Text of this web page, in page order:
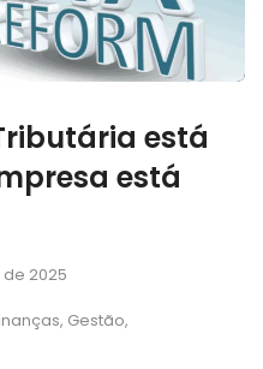
está
está
de 2025
, Gestão,